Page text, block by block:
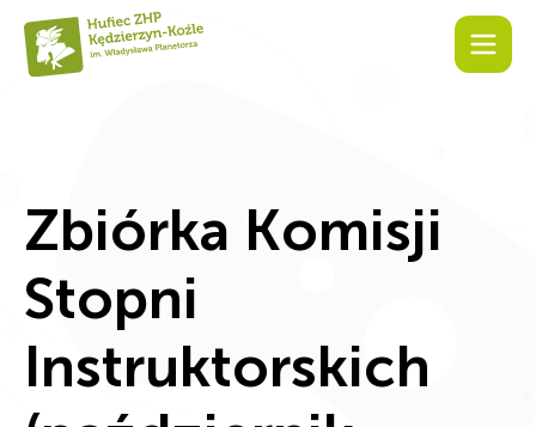
Zbiórka Komisji
Stopni
Instruktorskich